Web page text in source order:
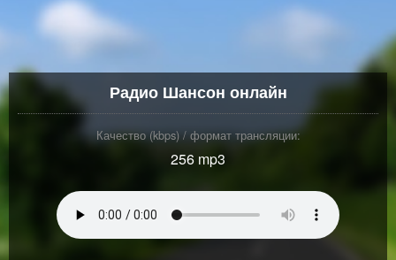
Радио Шансон онлайн
Качество (kbps) / формат трансляции:
256 mp3